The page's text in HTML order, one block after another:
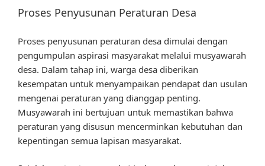
Proses Penyusunan Peraturan Desa
Proses penyusunan peraturan desa dimulai dengan
pengumpulan aspirasi masyarakat melalui musyawarah
desa. Dalam tahap ini, warga desa diberikan
kesempatan untuk menyampaikan pendapat dan usulan
mengenai peraturan yang dianggap penting.
Musyawarah ini bertujuan untuk memastikan bahwa
peraturan yang disusun mencerminkan kebutuhan dan
kepentingan semua lapisan masyarakat.